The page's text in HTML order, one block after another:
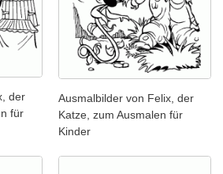
der
für
Ausmalbilder von Felix, der
Katze, zum Ausmalen für
Kinder